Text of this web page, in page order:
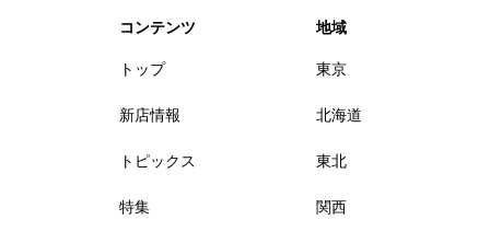
コンテンツ
トップ
新店情報
トピックス
特集
地域
東京
北海道
東北
関西